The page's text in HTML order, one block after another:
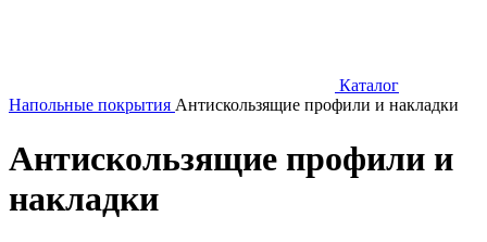
Каталог
Напольные покрытия Aнтискользящие профили и накладки
Aнтискользящие профили и
накладки